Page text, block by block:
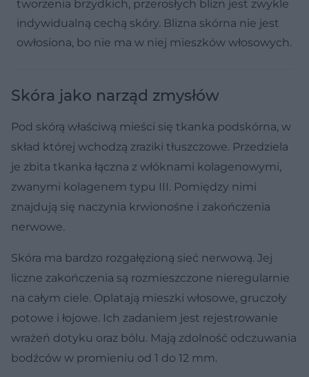
tworzenia brzydkich, przerosłych blizn jest zwykle
indywidualną cechą skóry. Blizna skórna nie jest
owłosiona, bo nie ma w niej mieszków włosowych.
Skóra jako narząd zmysłów
Pod skórą właściwą mieści się tkanka podskórna, w
skład której wchodzą zraziki tłuszczowe. Przedziela
je zbita tkanka łączna z włóknami kolagenowymi,
zwanymi kolagenem typu III. Pomiędzy nimi
znajdują się naczynia krwionośne i zakończenia
nerwowe.
Skóra ma bardzo rozgałęzioną sieć nerwową. Jej
liczne zakończenia są rozmieszczone nieregularnie
na całym ciele. Oplatają mieszki włosowe, gruczoły
potowe i łojowe. Ich zadaniem jest rejestrowanie
wrażeń dotyku oraz bólu. Mają zdolność odczuwania
bodźców w promieniu od 1 do 12 mm.